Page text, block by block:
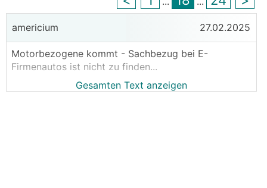
americium 27.02.2025
Motorbezogene kommt - Sachbezug bei E-
Firmenautos ist nicht zu finden...
Gesamten Text anzeigen